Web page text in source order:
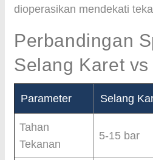
dioperasikan mendekati
Perbandingan
Selang Karet vs
Parameter Selang
Tahan
Tekanan
5-15 bar